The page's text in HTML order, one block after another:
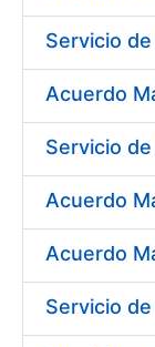
Show/Hide